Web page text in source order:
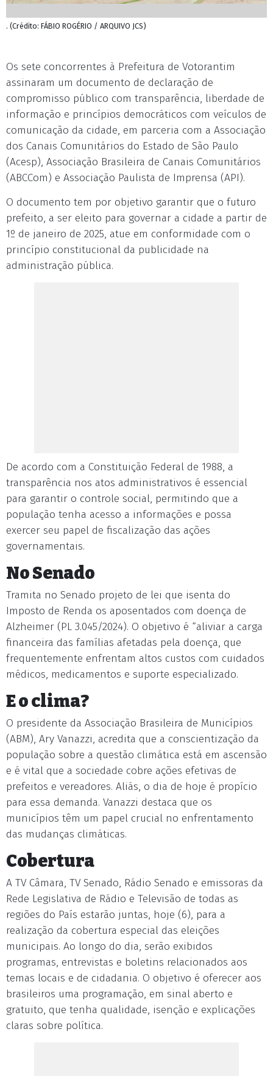
. (Crédito: FÁBIO ROGÉRIO / ARQUIVO JCS)
Os sete concorrentes à Prefeitura de Votorantim
assinaram um documento de declaração de
compromisso público com transparência, liberdade de
informação e princípios democráticos com veículos de
comunicação da cidade, em parceria com a Associação
dos Canais Comunitários do Estado de São Paulo
(Acesp), Associação Brasileira de Canais Comunitários
(ABCCom) e Associação Paulista de Imprensa (API).
O documento tem por objetivo garantir que o futuro
prefeito, a ser eleito para governar a cidade a partir de
1º de janeiro de 2025, atue em conformidade com o
princípio constitucional da publicidade na
administração pública.
De acordo com a Constituição Federal de 1988, a
transparência nos atos administrativos é essencial
para garantir o controle social, permitindo que a
população tenha acesso a informações e possa
exercer seu papel de fiscalização das ações
governamentais.
No Senado
Tramita no Senado projeto de lei que isenta do
Imposto de Renda os aposentados com doença de
Alzheimer (PL 3.045/2024). O objetivo é “aliviar a carga
financeira das famílias afetadas pela doença, que
frequentemente enfrentam altos custos com cuidados
médicos, medicamentos e suporte especializado.
E o clima?
O presidente da Associação Brasileira de Municípios
(ABM), Ary Vanazzi, acredita que a conscientização da
população sobre a questão climática está em ascensão
e é vital que a sociedade cobre ações efetivas de
prefeitos e vereadores. Aliás, o dia de hoje é propício
para essa demanda. Vanazzi destaca que os
municípios têm um papel crucial no enfrentamento
das mudanças climáticas.
Cobertura
A TV Câmara, TV Senado, Rádio Senado e emissoras da
Rede Legislativa de Rádio e Televisão de todas as
regiões do País estarão juntas, hoje (6), para a
realização da cobertura especial das eleições
municipais. Ao longo do dia, serão exibidos
programas, entrevistas e boletins relacionados aos
temas locais e de cidadania. O objetivo é oferecer aos
brasileiros uma programação, em sinal aberto e
gratuito, que tenha qualidade, isenção e explicações
claras sobre política.